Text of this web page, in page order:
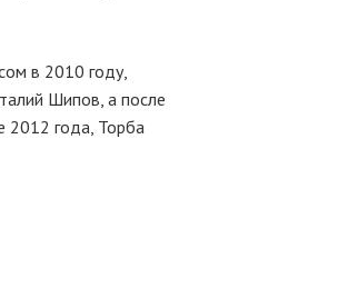
в 2010 году,
Шипов, а после
2012 года, Торба